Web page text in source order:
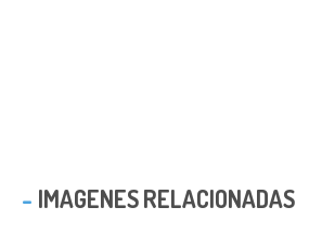
IMAGENES RELACIONADAS